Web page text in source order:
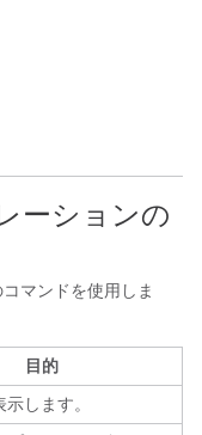
ーションの
マンドを使用しま
目的
します。